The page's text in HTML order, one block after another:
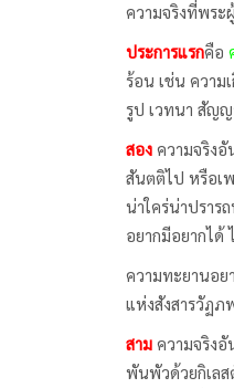
ความจริงที่พระ
ประการแรกคือ
ร้อน เช่น ความ
รูป เวทนา สัญ
สอง ความจริงอั
สันตติไป หรือเ
น่าใคร่น่าปราร
อยากมีอยากได้
ความทะยานอย
แห่งสังสารวัฏภ
สาม ความจริง
พันพัวด้วยกิเลส